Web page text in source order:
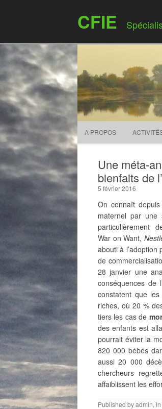
CFIE
A PROPOS
Une méta-
bienfaits de
5 février 2016
On connaît
maternel par une
particulièrement
War on Want,
abouti à
de
28 janvier une
conséquences de
constatent que
riches, où 20 %
tiers les cas de
des enfants est
pourrait éviter la
820 000 bébés
aussi 20 000
chercheurs
affaiblissent les
Published byadmin, in